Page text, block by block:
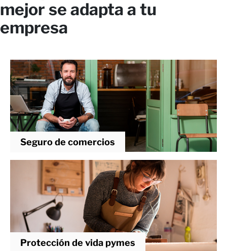
mejor se adapta a tu
empresa
Seguro de comercios
Protección de vida pymes